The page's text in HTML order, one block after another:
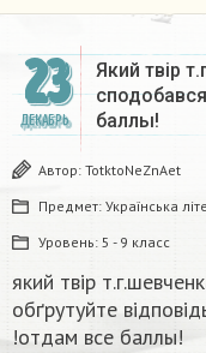
23
ДЕКАБРЬ
Який твір
баллы!
Автор: TotktoNeZnAet
Предмет: Українська
Уровень: 5 - 9 класс
який твір
обґрутуйте
!отдам все баллы!